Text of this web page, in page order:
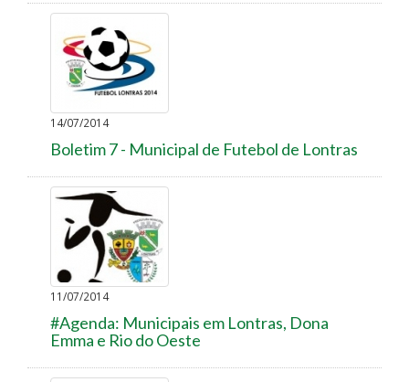
14/07/2014
Boletim 7 - Municipal de Futebol de Lontras
11/07/2014
#Agenda: Municipais em Lontras, Dona
Emma e Rio do Oeste